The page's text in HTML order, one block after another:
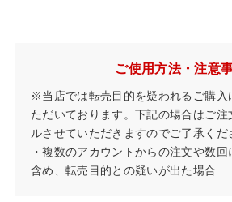
※ ただしすべての方に肌トラブルがおきないわけで
ご使用方法・注意
※当店では転売目的を疑われるご購入
ただいております。下記の場合はご注
ルさせていただきますのでご了承くだ
・複数のアカウントからの注文や数回
含め、転売目的との疑いが出た場合